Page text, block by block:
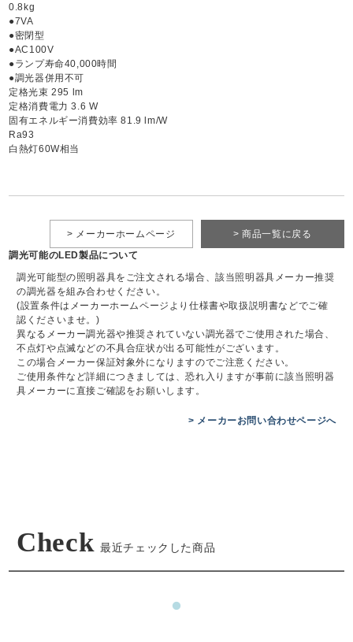
0.8kg
●7VA
●密閉型
●AC100V
●ランプ寿命40,000時間
●調光器併用不可
定格光束 295 lm
定格消費電力 3.6 W
固有エネルギー消費効率 81.9 lm/W
Ra93
白熱灯60W相当
> 商品一覧に戻る
> メーカーホームページ
調光可能のLED製品について
調光可能型の照明器具をご注文される場合、該当照明器具メーカー推奨
の調光器を組み合わせください。
(設置条件はメーカーホームページより仕様書や取扱説明書などでご確
認くださいませ。)
異なるメーカー調光器や推奨されていない調光器でご使用された場合、
不点灯や点滅などの不具合症状が出る可能性がございます。
この場合メーカー保証対象外になりますのでご注意ください。
ご使用条件など詳細につきましては、恐れ入りますが事前に該当照明器
具メーカーに直接ご確認をお願いします。
> メーカーお問い合わせページへ
Check 最近チェックした商品